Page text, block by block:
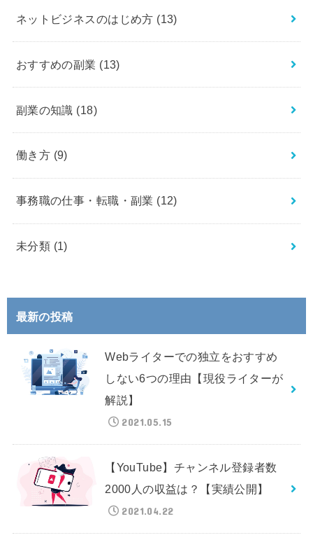
ネットビジネスのはじめ方 (13)
おすすめの副業 (13)
副業の知識 (18)
働き方 (9)
事務職の仕事・転職・副業 (12)
未分類 (1)
最新の投稿
Webライターでの独立をおすすめ
しない6つの理由【現役ライターが
解説】
2021.05.15
【YouTube】チャンネル登録者数
2000人の収益は？【実績公開】
2021.04.22